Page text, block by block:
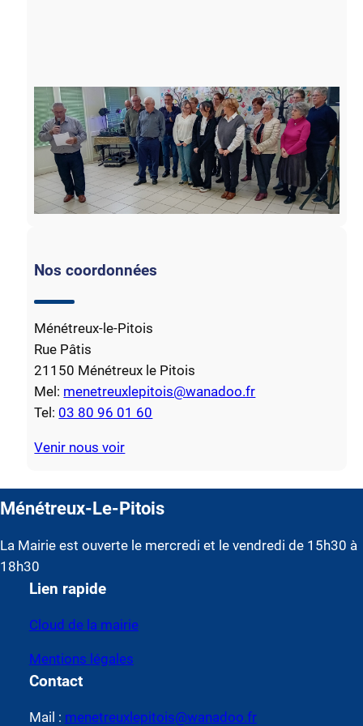
Nos coordonnées
Ménétreux-le-Pitois
Rue Pâtis
21150 Ménétreux le Pitois
Mel: menetreuxlepitois@wanadoo.fr
Tel: 03 80 96 01 60
Venir nous voir
Ménétreux-Le-Pitois
La Mairie est ouverte le mercredi et le vendredi de 15h30 à
18h30
Lien rapide
Cloud de la mairie
Mentions légales
Contact
Mail : menetreuxlepitois@wanadoo.fr